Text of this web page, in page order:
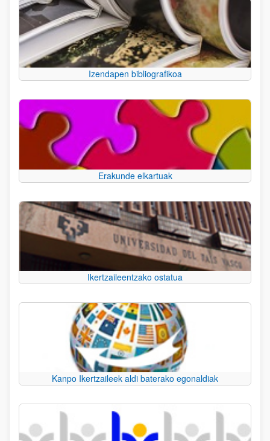
Izendapen bibliografikoa
Erakunde elkartuak
Ikertzaileentzako ostatua
Kanpo Ikertzaileek aldi baterako egonaldiak